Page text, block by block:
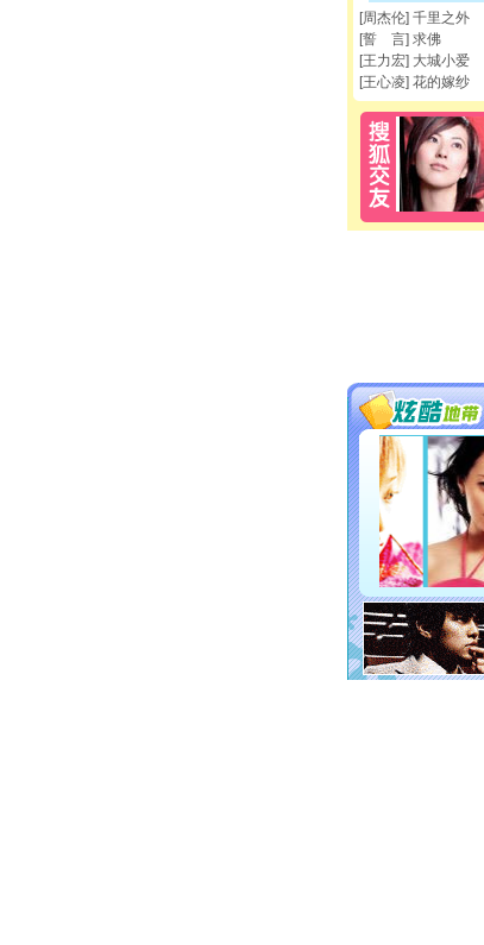
[周杰伦] 千里之外
[誓 言] 求佛
[王力宏] 大城小爱
[王心凌] 花的嫁纱